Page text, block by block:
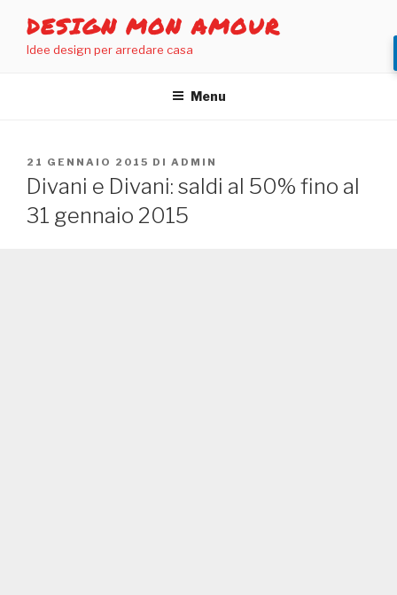
contenuto
DESIGN MON AMOUR
Idee design per arredare casa
Menu
PUBBLICATO
IL
21 GENNAIO 2015 DI ADMIN
Divani e Divani: saldi al 50% fino al
31 gennaio 2015